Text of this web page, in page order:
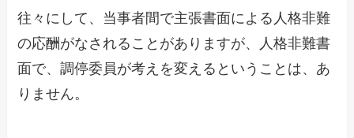
往々にして、当事者間で主張書面による人格非難
の応酬がなされることがありますが、人格非難書
面で、調停委員が考えを変えるということは、あ
りません。